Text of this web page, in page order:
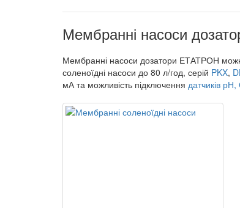
Мембранні насоси
Мембранні насоси дозатори ЕТАТРОН
соленоїдні насоси до 80 л/год, серій PKX,
мА та можливість підключення датчиків